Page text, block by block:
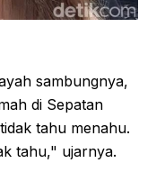
sambungnya,
di Sepatan
tahu menahu.
tahu," ujarnya.